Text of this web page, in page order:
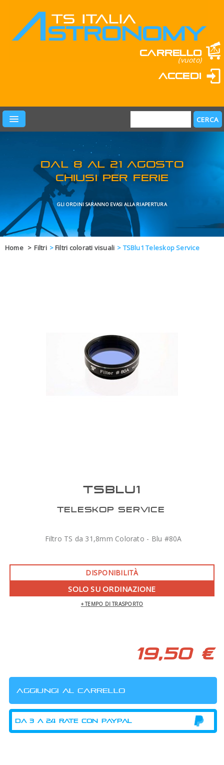
Carrello
(vuoto)
Accedi
PRODOTTI
LEARN & FUN
MARCHI
OFFERTE
GLI ORDINI SARANNO EVASI
Home > Filtri >Filtri colorati visuali > TSBlu1 Teleskop Service
TSBLU1
TELESKOP SERVICE
Filtro TS da 31,8mm Colorato - Blu #80A
DISPONIBILITÀ
SOLO SU ORDINAZIONE
+ TEMPO DI TRASPORTO
19,50 €